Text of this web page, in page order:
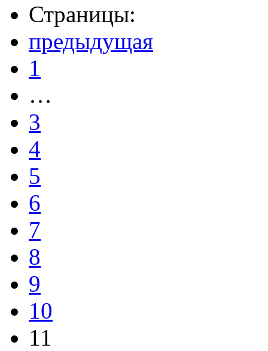
Страницы:
предыдущая
1
…
3
4
5
6
7
8
9
10
11